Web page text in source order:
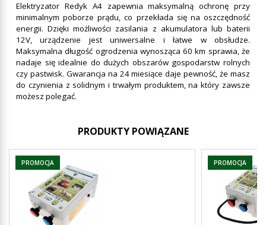
Elektryzator Redyk A4 zapewnia maksymalną ochronę przy
minimalnym poborze prądu, co przekłada się na oszczędność
energii. Dzięki możliwości zasilania z akumulatora lub baterii
12V, urządzenie jest uniwersalne i łatwe w obsłudze.
Maksymalna długość ogrodzenia wynosząca 60 km sprawia, że
nadaje się idealnie do dużych obszarów gospodarstw rolnych
czy pastwisk. Gwarancja na 24 miesiące daje pewność, że masz
do czynienia z solidnym i trwałym produktem, na który zawsze
możesz polegać.
PRODUKTY POWIĄZANE
PROMOCJA PROMOCJA